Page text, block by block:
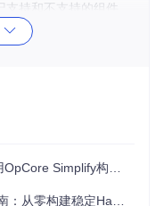
持和不支持的组件
，早期
自动匹配
构建兼容EFI的完整方案
建稳定Hackintosh系统